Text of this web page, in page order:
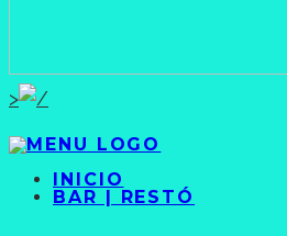
>
INICIO
BAR | RESTÓ